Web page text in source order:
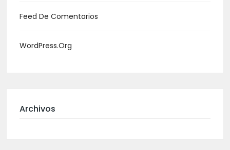
Feed De Comentarios
WordPress.org
Archivos